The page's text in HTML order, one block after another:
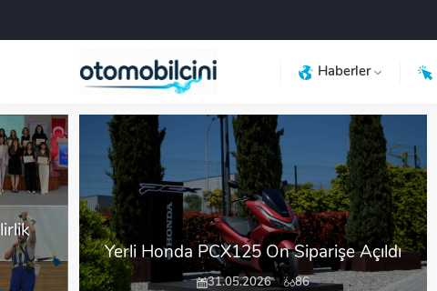
Haberler
Yerli Honda PCX125 Ön Siparişe Açıldı
31.05.2026 86